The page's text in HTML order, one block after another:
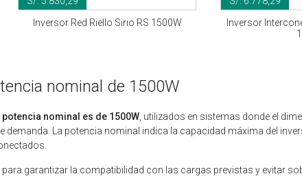
Inversor Red Riello Sirio RS 1500W
Inversor
nominal de 1500W
nominal es de 1500W , utilizados en sistemas donde el
demanda. La potencia nominal indica la capacidad máxima del
garantizar la compatibilidad con las cargas previstas y evitar